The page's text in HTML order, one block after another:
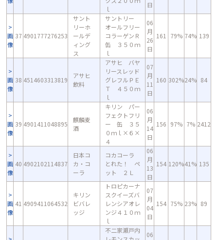
ｌ
日
画
像
37 4901777276253
サント
リーホ
ールデ
ィング
ス
サントリー
オールフリー
コラーゲンＲ
缶 ３５０ｍ
ｌ
06
月
26
日
161 79% 74% 139
画
像
38 4514603313819
アサヒ
飲料
アサヒ バヤ
リースレッド
グレフルＰＥ
Ｔ ４５０ｍ
ｌ
07
月
11
日
160 302%24% 84
画
像
39 4901411048895
麒麟麦
酒
キリン パー
フェクトフリ
ー 缶 ３５
０ｍｌ×６×
４
06
月
14
日
156 97% 7% 2412
画
像
40 4902102114837
日本コ
カ・コ
ーラ
コカコーラ
とれた！ ペ
ット ２Ｌ
06
月
13
日
154 120%41% 135
画
像
41 4909411064532
キリン
ビバレ
ッジ
トロピカーナ
スクイーズバ
レンシアオレ
ンジ４１０ｍ
ｌ
07
月
04
日
154 75% 23% 89
不二家瀬戸内
06